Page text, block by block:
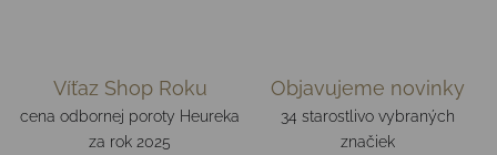
Víťaz Shop Roku
cena odbornej poroty Heureka
za rok 2025
Objavujeme novinky
34 starostlivo vybraných
značiek